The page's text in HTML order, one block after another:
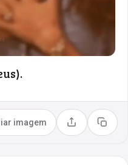
imagem Compartilhar
Copiar